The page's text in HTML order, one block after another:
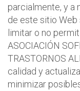
parcialmente, y a
de este sitio Web
limitar o no
ASOCIACIÓN
TRASTORNOS
calidad y
minimizar